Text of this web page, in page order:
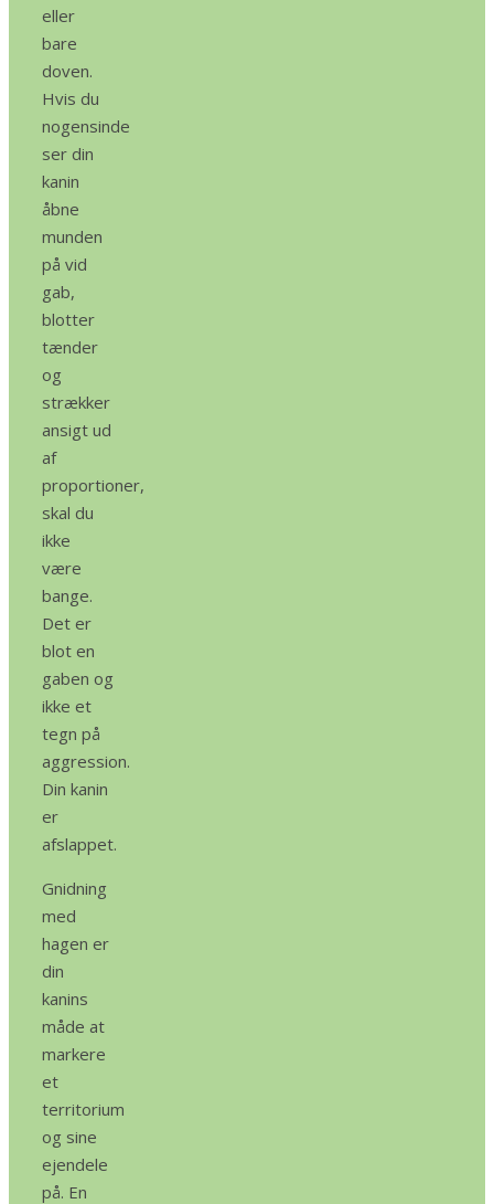
eller
bare
doven.
Hvis du
nogensinde
ser din
kanin
åbne
munden
på vid
gab,
blotter
tænder
og
strækker
ansigt ud
af
proportioner,
skal du
ikke
være
bange.
Det er
blot en
gaben og
ikke et
tegn på
aggression.
Din kanin
er
afslappet.
Gnidning
med
hagen er
din
kanins
måde at
markere
et
territorium
og sine
ejendele
på. En